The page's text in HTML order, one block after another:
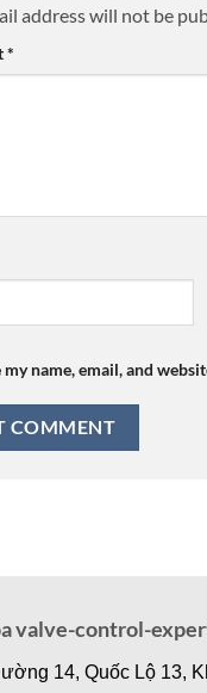
address will not be
*
my name, email, and
valve-control-
14, Quốc Lộ 13,